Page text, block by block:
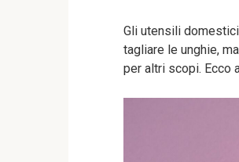
Gli utensili
tagliare le unghie,
per altri scopi. Ecco